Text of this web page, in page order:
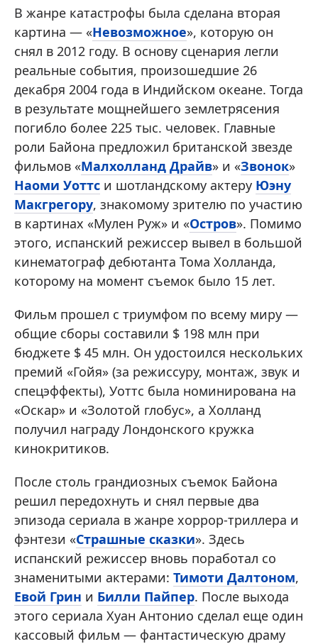
В жанре катастрофы была сделана вторая
картина — «Невозможное», которую он
снял в 2012 году. В основу сценария легли
реальные события, произошедшие 26
декабря 2004 года в Индийском океане. Тогда
в результате мощнейшего землетрясения
погибло более 225 тыс. человек. Главные
роли Байона предложил британской звезде
фильмов «Малхолланд Драйв» и «Звонок»
Наоми Уоттс и шотландскому актеру Юэну
Макгрегору, знакомому зрителю по участию
в картинах «Мулен Руж» и «Остров». Помимо
этого, испанский режиссер вывел в большой
кинематограф дебютанта Тома Холланда,
которому на момент съемок было 15 лет.
Фильм прошел с триумфом по всему миру —
общие сборы составили $ 198 млн при
бюджете $ 45 млн. Он удостоился нескольких
премий «Гойя» (за режиссуру, монтаж, звук и
спецэффекты), Уоттс была номинирована на
«Оскар» и «Золотой глобус», а Холланд
получил награду Лондонского кружка
кинокритиков.
После столь грандиозных съемок Байона
решил передохнуть и снял первые два
эпизода сериала в жанре хоррор-триллера и
фэнтези «Страшные сказки». Здесь
испанский режиссер вновь поработал со
знаменитыми актерами: Тимоти Далтоном,
Евой Грин и Билли Пайпер. После выхода
этого сериала Хуан Антонио сделал еще один
кассовый фильм — фантастическую драму